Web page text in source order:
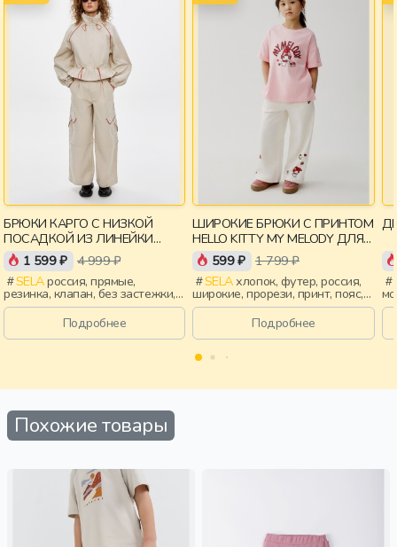
БРЮКИ КАРГО С НИЗКОЙ
ПОСАДКОЙ ИЗ ЛИНЕЙКИ
YOUNG1 599 ₽ 4 999 ₽
SELAроссия, прямые,
резинка, клапан, без застежки,
пояс, девочки,
старшеклассники, дети
Подробнее
ШИРОКИЕ БРЮКИ С ПРИНТОМ
HELLO KITTY MY MELODY ДЛЯ
ДЕВОЧЕК
599 ₽ 1 799 ₽
SELAхлопок, футер, россия,
широкие, прорези, принт, пояс,
эластичные, девочки, дети
Подробнее
Похожие товары